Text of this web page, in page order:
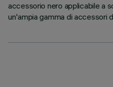
accessorio nero applicabile a
un'ampia gamma di accessori